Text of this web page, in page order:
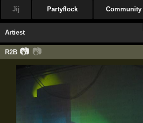
Jij Partyflock Community
Artiest
R2B 📷 📷